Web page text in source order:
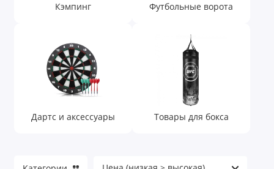
Кэмпинг Футбольные ворота
Дартс и аксессуары Товары для бокса